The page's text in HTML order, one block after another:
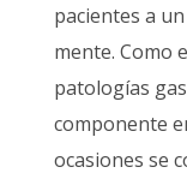
pacientes a
mente. Como
patologías
componente
ocasiones se